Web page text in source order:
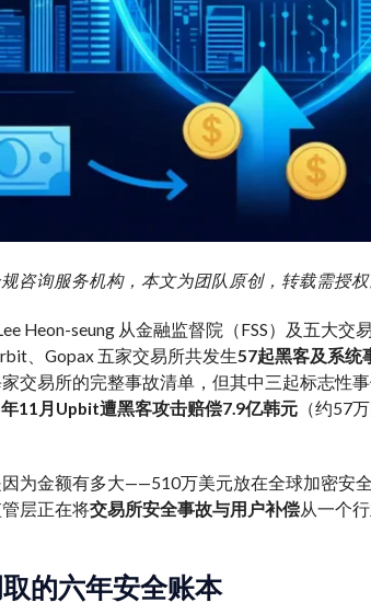
咨询服务机构，本文为团队原创，转载需授权
Heon-seung 从金融监督院（FSS）及五大
、Gopax 五家交易所共发生57起黑客及系统
交易所的完整事故清单，但其中三起标志性
11月Upbit遭黑客攻击赔偿7.9亿韩元 （约57
为金额有多大——510万美元放在全球加密安
层正在将交易所安全事故与用户补偿从一个
的六年安全账本